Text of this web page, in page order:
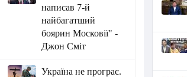
написав 7-й
найбагатший
боярин Московії" -
Джон Сміт
Україна не програє.